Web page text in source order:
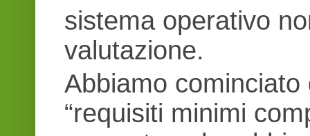
sistema operativo
valutazione.
Abbiamo
“requisiti minimi